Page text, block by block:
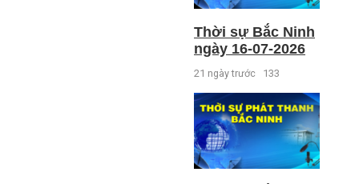
Thời sự Bắc Ninh
ngày 16-07-2026
21 ngày trước 133